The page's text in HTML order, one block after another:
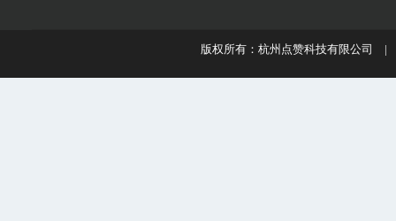
版权所有：杭州点赞科技有限公司